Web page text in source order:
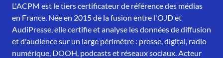
L'ACPM est le tiers certificateur de référence des médias
en France. Née en 2015 de la fusion entre l'OJD et
AudiPresse, elle certifie et analyse les données de diffusion
et d'audience sur un large périmètre : presse, digital, radio
numérique, DOOH, podcasts et réseaux sociaux. Acteur